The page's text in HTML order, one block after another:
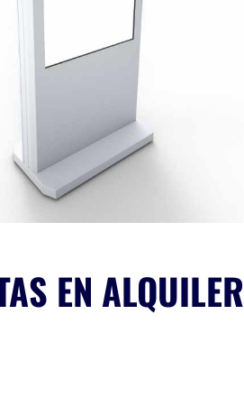
EN ALQUILER